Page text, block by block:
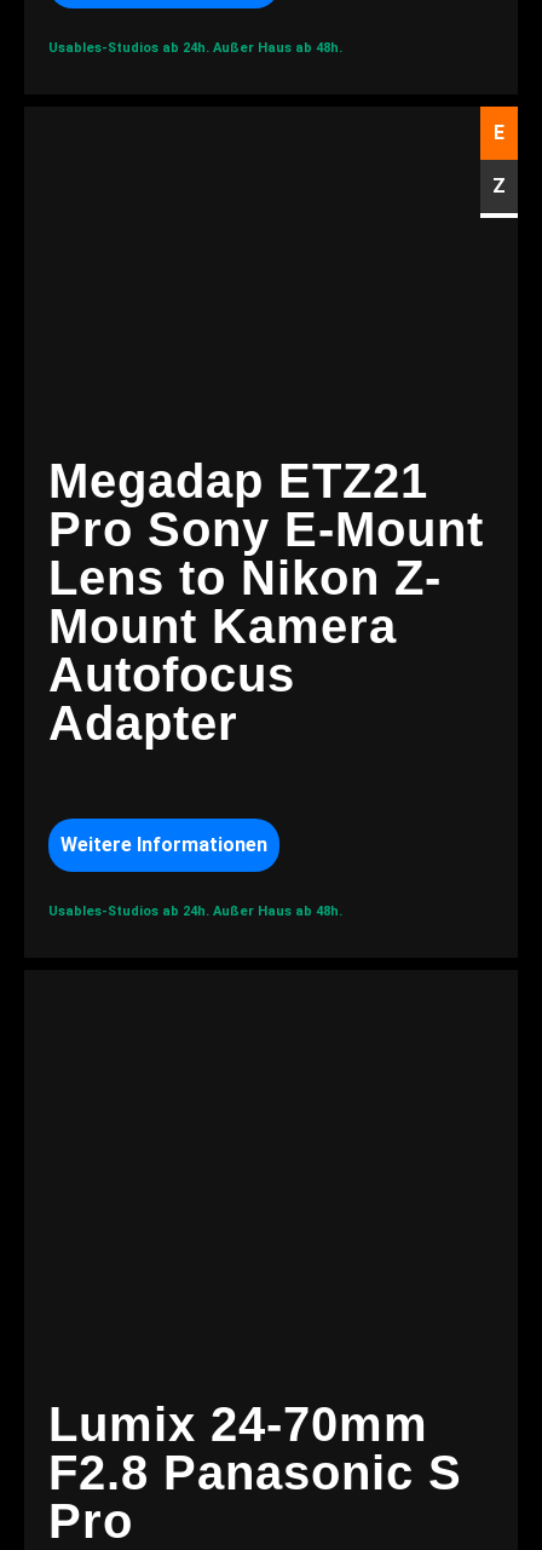
Usables-Studios ab 24h. Außer Haus ab 48h.
E
Z
Megadap ETZ21
Pro Sony E-Mount
Lens to Nikon Z-
Mount Kamera
Autofocus
Adapter
Weitere Informationen
Usables-Studios ab 24h. Außer Haus ab 48h.
Lumix 24-70mm
F2.8 Panasonic S
Pro